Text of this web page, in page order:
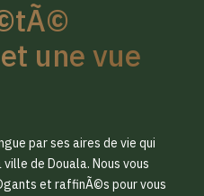
et une vue
par ses aires de vie qui
de Douala. Nous vous
et raffinÃ©s pour vous